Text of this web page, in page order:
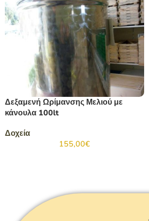
Δεξαμενή Ωρίμανσης Μελιού με
κάνουλα 100lt
Δοχεία
155,00€